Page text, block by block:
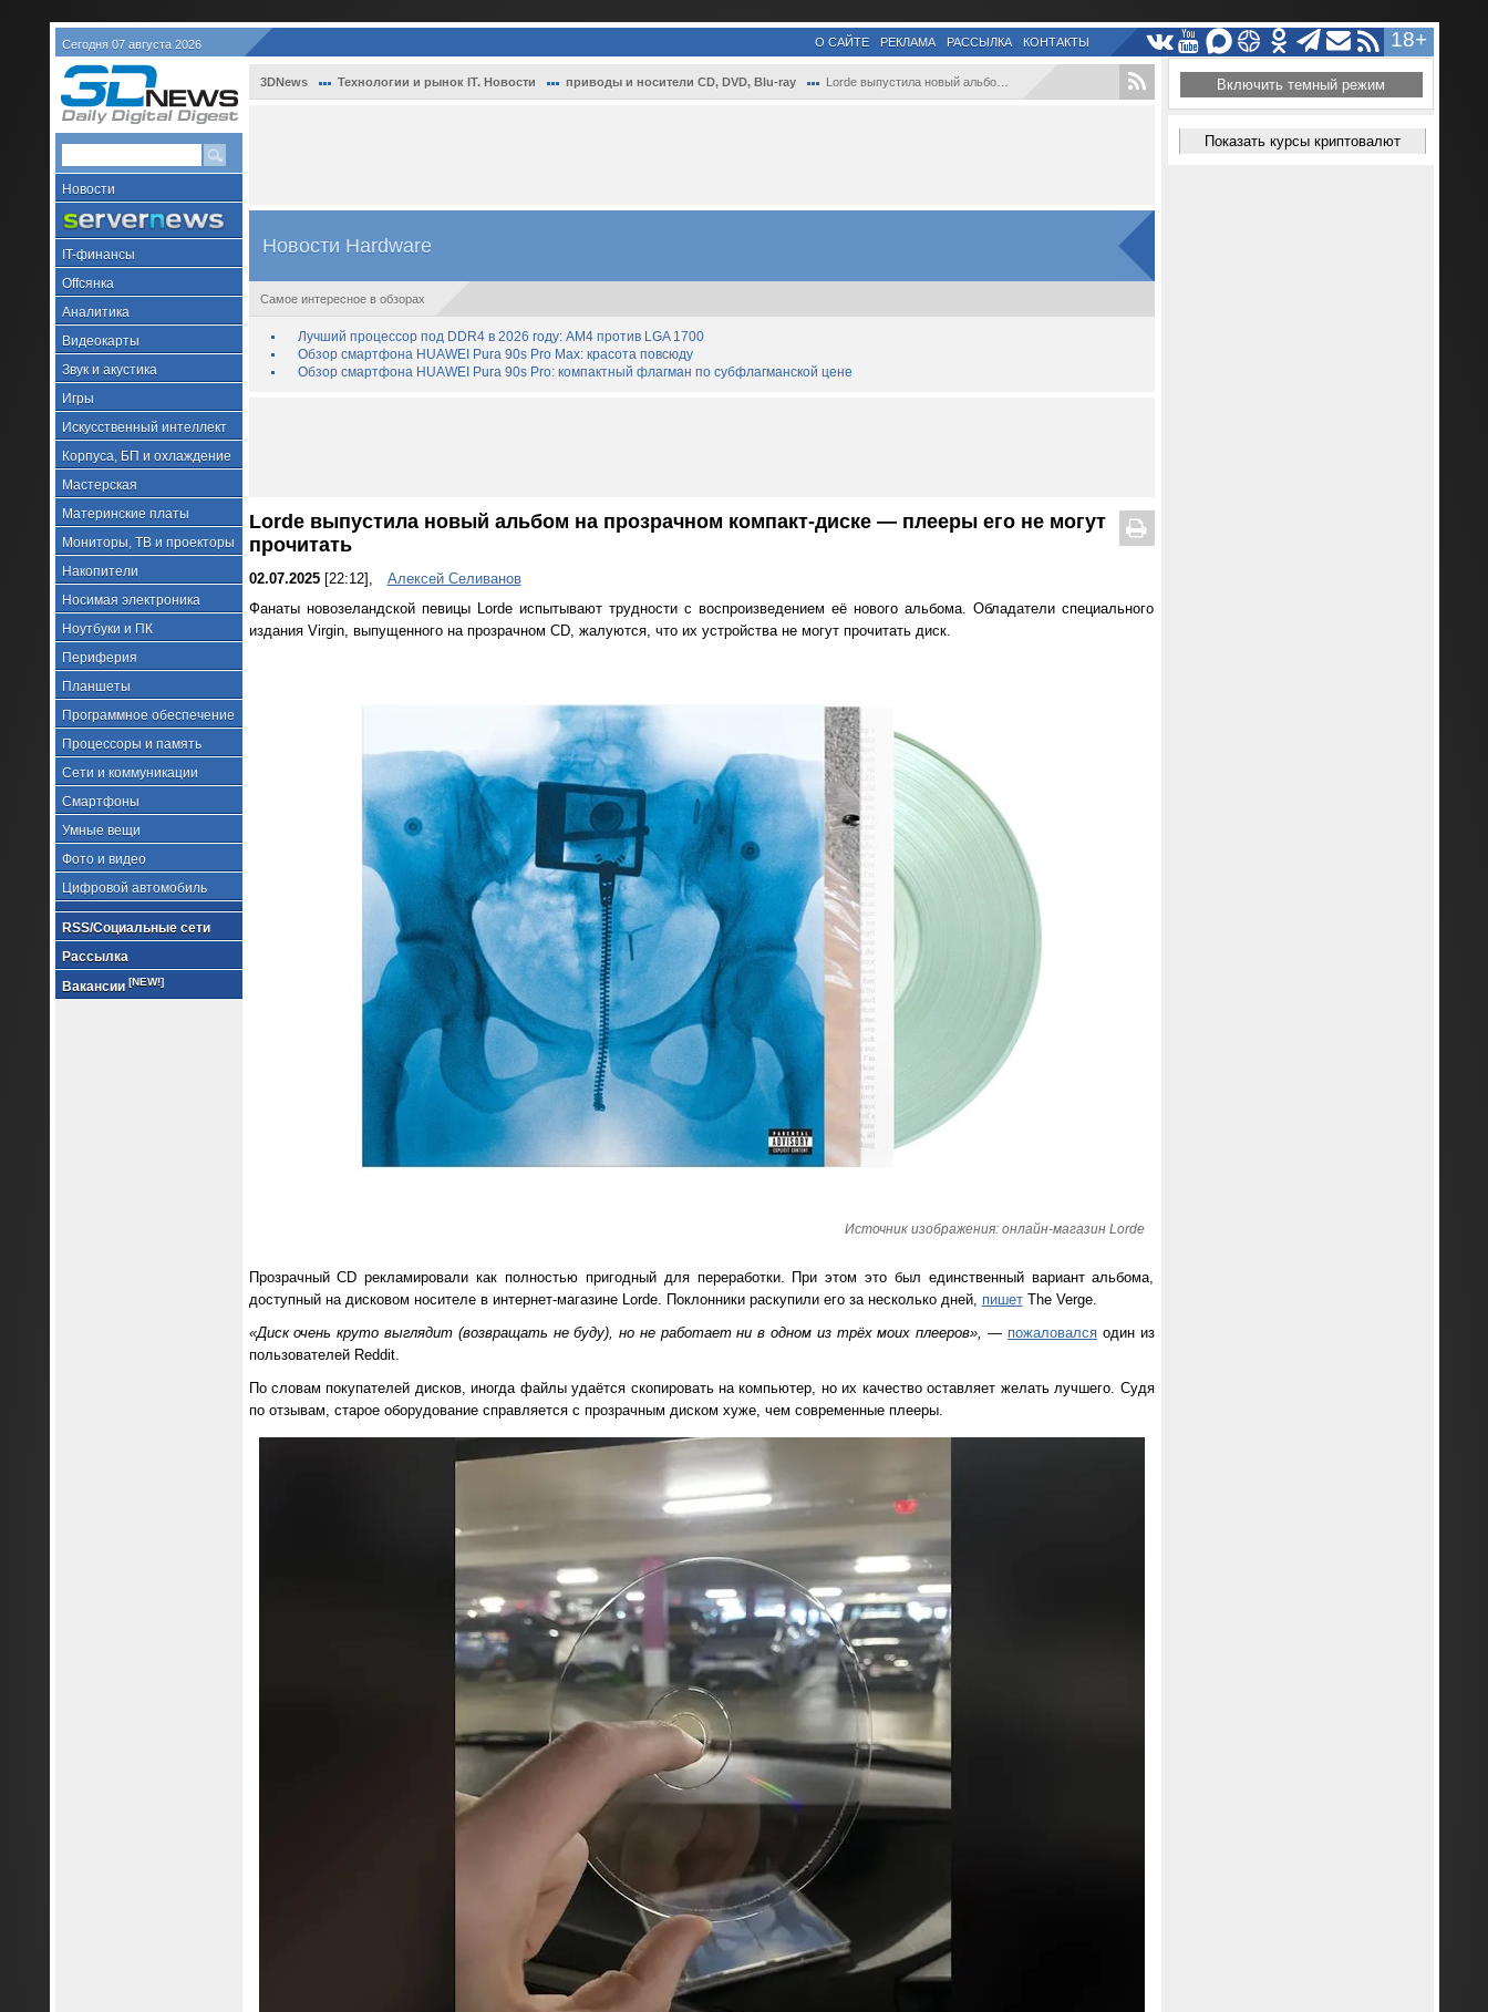
Сегодня 07 августа 2026 18+
О САЙТЕ РЕКЛАМА РАССЫЛКА КОНТАКТЫ
Новости
IT-финансы
Offсянка
Аналитика
Видеокарты
Звук и акустика
Игры
Искусственный интеллект
Корпуса, БП и охлаждение
Мастерская
Материнские платы
Мониторы, ТВ и проекторы
Накопители
Носимая электроника
Ноутбуки и ПК
Периферия
Планшеты
Программное обеспечение
Процессоры и память
Сети и коммуникации
Смартфоны
Умные вещи
Фото и видео
Цифровой автомобиль
RSS/Социальные сети
Рассылка
Вакансии [NEW!]
3DNews Технологии и рынок IT. Новости приводы и носители CD, DVD, Blu-ray Lorde выпустила новый альбом на прозрачн...
Новости Hardware
Самое интересное в обзорах
Лучший процессор под DDR4 в 2026 году: AM4 против LGA 1700
Обзор смартфона HUAWEI Pura 90s Pro Max: красота повсюду
Обзор смартфона HUAWEI Pura 90s Pro: компактный флагман по субфлагманской цене
Lorde выпустила новый альбом на прозрачном компакт-диске — плееры его не могут
прочитать
02.07.2025[22:12],
Алексей Селиванов
Фанаты новозеландской певицы Lorde испытывают трудности с воспроизведением её нового альбома. Обладатели специального
издания Virgin, выпущенного на прозрачном CD, жалуются, что их устройства не могут прочитать диск.
Источник изображения: онлайн-магазин Lorde
Прозрачный CD рекламировали как полностью пригодный для переработки. При этом это был единственный вариант альбома,
доступный на дисковом носителе в интернет-магазине Lorde. Поклонники раскупили его за несколько дней, пишетThe Verge.
«Диск очень круто выглядит (возвращать не буду), но не работает ни в одном из трёх моих плееров», — пожаловалсяодин из
пользователей Reddit.
По словам покупателей дисков, иногда файлы удаётся скопировать на компьютер, но их качество оставляет желать лучшего. Судя
по отзывам, старое оборудование справляется с прозрачным диском хуже, чем современные плееры.
Включить темный режим
Показать курсы криптовалют